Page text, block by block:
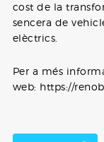
cost de la
sencera de
elèctrics.
Per a més
web: https://